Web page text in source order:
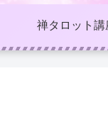
禅タロット講